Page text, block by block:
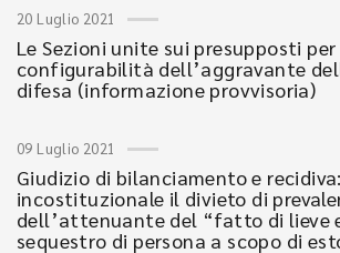
20 Luglio 2021
Le Sezioni unite sui presupposti per
configurabilità dell’aggravante
difesa (informazione provvisoria)
09 Luglio 2021
Giudizio di bilanciamento e recidiva:
incostituzionale il divieto di
dell’attenuante del “fatto di lieve
sequestro di persona a scopo di